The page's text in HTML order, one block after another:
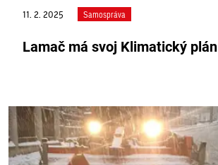
11. 2. 2025 Samospráva
Lamač má svoj Klimatický plán